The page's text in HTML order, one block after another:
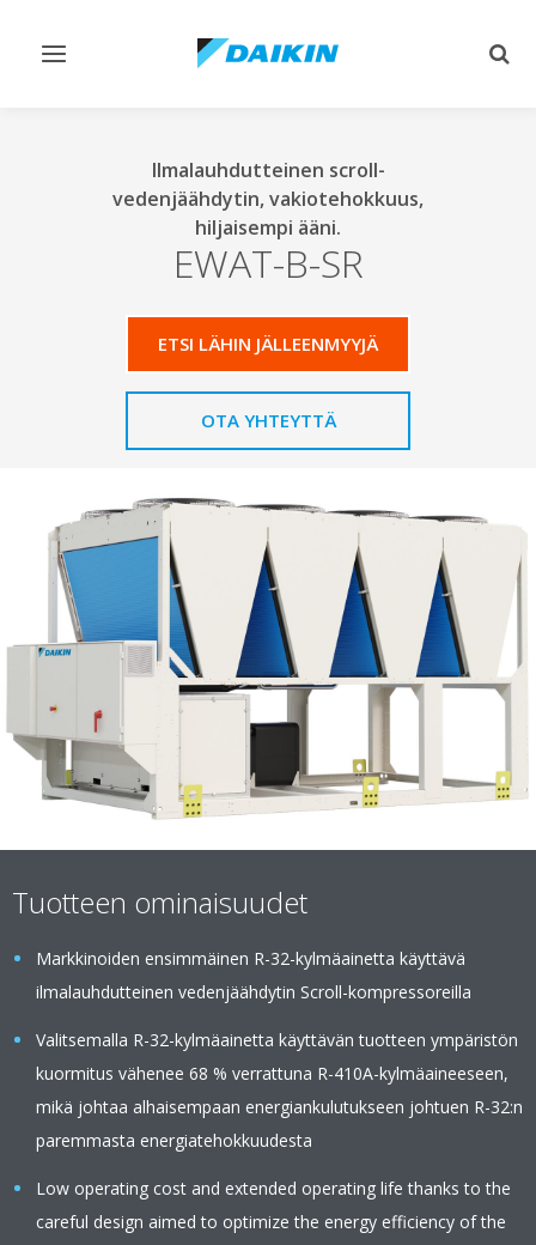
Vaihda
Ilmalauhdutteinen scroll-
vedenjäähdytin, vakiotehokkuus,
hiljaisempi ääni.
EWAT-B-SR
ETSI LÄHIN JÄLLEENMYYJÄ
OTA YHTEYTTÄ
Tuotteen ominaisuudet
Markkinoiden ensimmäinen R-32-kylmäainetta käyttävä
ilmalauhdutteinen vedenjäähdytin Scroll-kompressoreilla
Valitsemalla R-32-kylmäainetta käyttävän tuotteen ympäristön
kuormitus vähenee 68 % verrattuna R-410A-kylmäaineeseen,
mikä johtaa alhaisempaan energiankulutukseen johtuen R-32:n
paremmasta energiatehokkuudesta
Low operating cost and extended operating life thanks to the
careful design aimed to optimize the energy efficiency of the